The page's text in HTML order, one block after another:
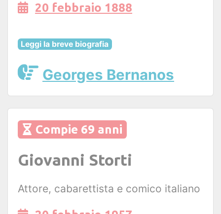
20 febbraio 1888
Leggi la breve biografia
Georges Bernanos
Compie 69 anni
Giovanni Storti
Attore, cabarettista e comico italiano